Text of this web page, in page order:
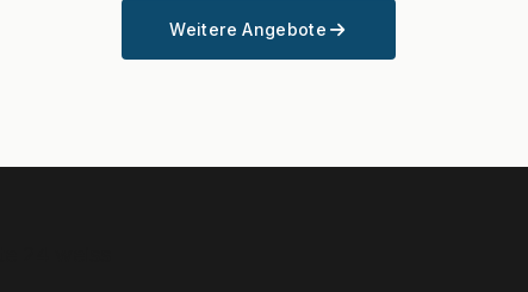
Weitere Angebote